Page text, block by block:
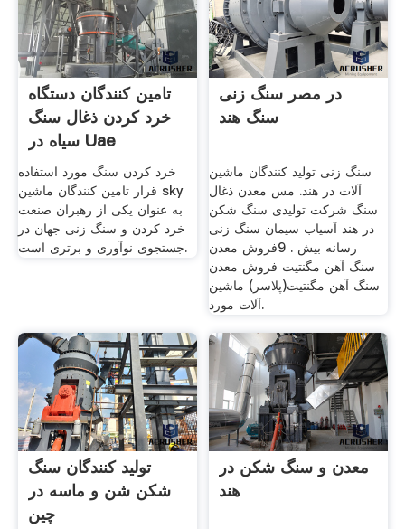
تامین کنندگان دستگاه
خرد کردن ذغال سنگ
سیاه در Uae
خرد کردن سنگ مورد استفاده
قرار تامین کنندگان ماشین sky
به عنوان یکی از رهبران صنعت
خرد کردن و سنگ زنی جهان در
جستجوی نوآوری و برتری است.
در مصر سنگ زنی
سنگ هند
سنگ زنی تولید کنندگان ماشین
آلات در هند. مس معدن ذغال
سنگ شرکت تولیدی سنگ شکن
در هند آسیاب سیمان سنگ زنی
رسانه بیش . 9فروش معدن
سنگ آهن مگنتیت فروش معدن
سنگ آهن مگنتیت(پلاسر) ماشین
آلات مورد.
تولید کنندگان سنگ
شکن شن و ماسه در
چین
معدن و سنگ شکن در
هند